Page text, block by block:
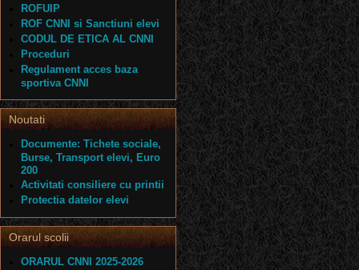
ROFUIP
ROF CNNI si Sanctiuni elevi
CODUL DE ETICA AL CNNI
Proceduri
Regulament acces baza
sportiva CNNI
Noutati
Documente: Tichete sociale,
Burse, Transport elevi, Euro
200
Activitati consiliere cu printii
Protectia datelor elevi
Orarul scolii
ORARUL CNNI 2025-2026